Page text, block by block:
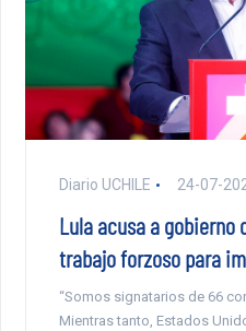
Diario UCHILE 24-07-
Lula acusa a gobierno
trabajo forzoso para
“Somos signatarios de 66
Mientras tanto, Estados